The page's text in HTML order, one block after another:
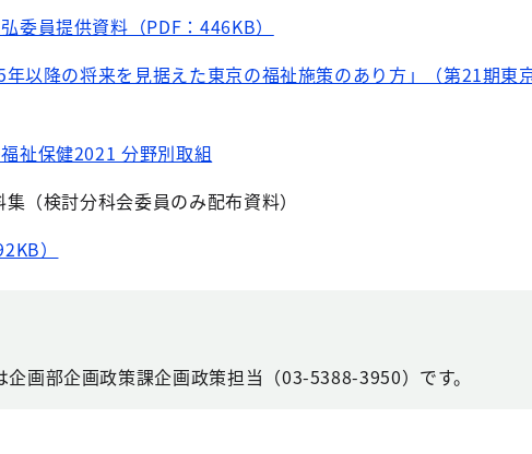
委員提供資料（PDF：446KB）
以降の将来を見据えた東京の福祉施策のあり方」（第21期東
祉保健2021 分野別取組
（検討分科会委員のみ配布資料）
）
企画部企画政策課企画政策担当（03-5388-3950）です。